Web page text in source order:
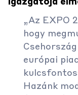
„Az EXPO
hogy
európai
Hazánk